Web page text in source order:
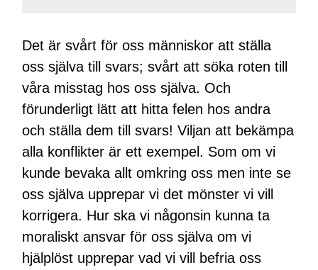
Det är svårt för oss människor att ställa
oss själva till svars; svårt att söka roten till
våra misstag hos oss själva. Och
förunderligt lätt att hitta felen hos andra
och ställa dem till svars! Viljan att bekämpa
alla konflikter är ett exempel. Som om vi
kunde bevaka allt omkring oss men inte se
oss själva upprepar vi det mönster vi vill
korrigera. Hur ska vi någonsin kunna ta
moraliskt ansvar för oss själva om vi
hjälplöst upprepar vad vi vill befria oss